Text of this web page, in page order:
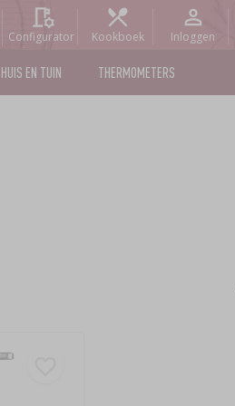
Configurator Kookboek Inloggen
HUIS EN TUIN THERMOMETERS